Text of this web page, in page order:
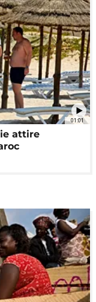
01:01
attire